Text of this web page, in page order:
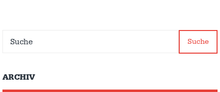
Suche
ARCHIV